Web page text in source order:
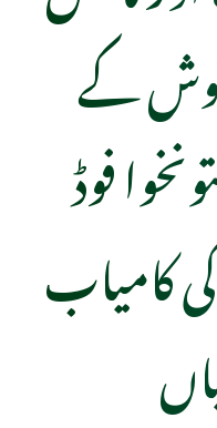
کے
فوڈ
کامیاب